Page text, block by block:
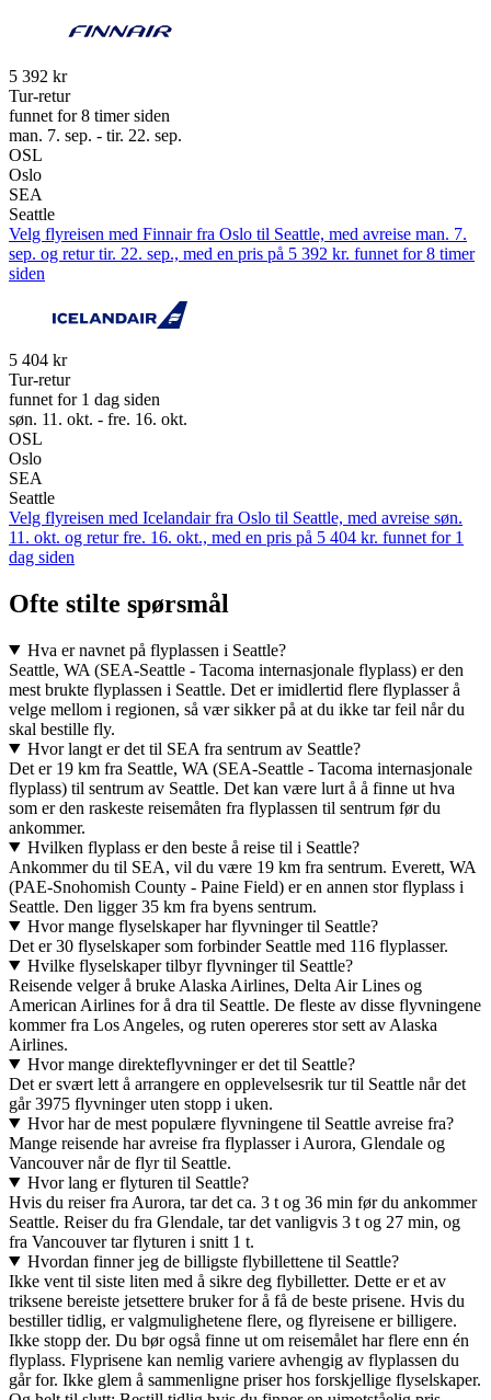
5 392 kr
Tur-retur
funnet for 8 timer siden
man. 7. sep. - tir. 22. sep.
OSL
Oslo
SEA
Seattle
Velg flyreisen med Finnair fra Oslo til Seattle, med avreise man. 7.
sep. og retur tir. 22. sep., med en pris på 5 392 kr. funnet for 8 timer
siden
5 404 kr
Tur-retur
funnet for 1 dag siden
søn. 11. okt. - fre. 16. okt.
OSL
Oslo
SEA
Seattle
Velg flyreisen med Icelandair fra Oslo til Seattle, med avreise søn.
11. okt. og retur fre. 16. okt., med en pris på 5 404 kr. funnet for 1
dag siden
Ofte stilte spørsmål
Hva er navnet på flyplassen i Seattle?
Seattle, WA (SEA-Seattle - Tacoma internasjonale flyplass) er den
mest brukte flyplassen i Seattle. Det er imidlertid flere flyplasser å
velge mellom i regionen, så vær sikker på at du ikke tar feil når du
skal bestille fly.
Hvor langt er det til SEA fra sentrum av Seattle?
Det er 19 km fra Seattle, WA (SEA-Seattle - Tacoma internasjonale
flyplass) til sentrum av Seattle. Det kan være lurt å å finne ut hva
som er den raskeste reisemåten fra flyplassen til sentrum før du
ankommer.
Hvilken flyplass er den beste å reise til i Seattle?
Ankommer du til SEA, vil du være 19 km fra sentrum. Everett, WA
(PAE-Snohomish County - Paine Field) er en annen stor flyplass i
Seattle. Den ligger 35 km fra byens sentrum.
Hvor mange flyselskaper har flyvninger til Seattle?
Det er 30 flyselskaper som forbinder Seattle med 116 flyplasser.
Hvilke flyselskaper tilbyr flyvninger til Seattle?
Reisende velger å bruke Alaska Airlines, Delta Air Lines og
American Airlines for å dra til Seattle. De fleste av disse flyvningene
kommer fra Los Angeles, og ruten opereres stor sett av Alaska
Airlines.
Hvor mange direkteflyvninger er det til Seattle?
Det er svært lett å arrangere en opplevelsesrik tur til Seattle når det
går 3975 flyvninger uten stopp i uken.
Hvor har de mest populære flyvningene til Seattle avreise fra?
Mange reisende har avreise fra flyplasser i Aurora, Glendale og
Vancouver når de flyr til Seattle.
Hvor lang er flyturen til Seattle?
Hvis du reiser fra Aurora, tar det ca. 3 t og 36 min før du ankommer
Seattle. Reiser du fra Glendale, tar det vanligvis 3 t og 27 min, og
fra Vancouver tar flyturen i snitt 1 t.
Hvordan finner jeg de billigste flybillettene til Seattle?
Ikke vent til siste liten med å sikre deg flybilletter. Dette er et av
triksene bereiste jetsettere bruker for å få de beste prisene. Hvis du
bestiller tidlig, er valgmulighetene flere, og flyreisene er billigere.
Ikke stopp der. Du bør også finne ut om reisemålet har flere enn én
flyplass. Flyprisene kan nemlig variere avhengig av flyplassen du
går for. Ikke glem å sammenligne priser hos forskjellige flyselskaper.